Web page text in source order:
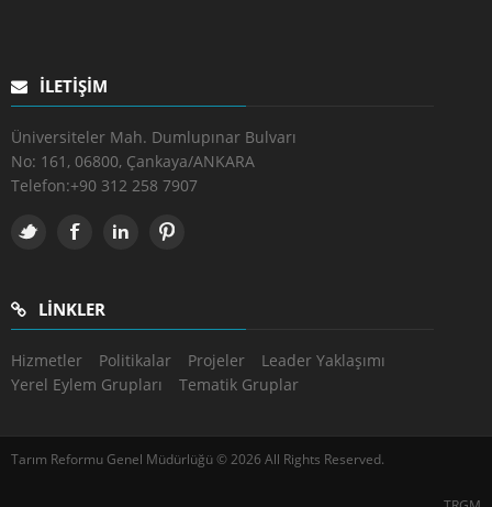
İLETIŞIM
Üniversiteler Mah. Dumlupınar Bulvarı
No: 161, 06800, Çankaya/ANKARA
Telefon:+90 312 258 7907
LINKLER
Hizmetler Politikalar Projeler
Leader Yaklaşımı
Yerel Eylem Grupları
Tematik Gruplar
Tarım Reformu Genel Müdürlüğü © 2026 All Rights Reserved.